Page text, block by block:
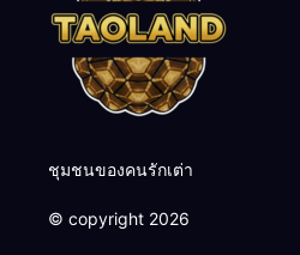
ชุมชนของคนรักเต่า
© copyright 2026